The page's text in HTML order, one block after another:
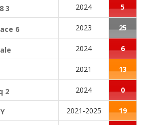
3 2024 5
6 2023 25
2024 6
2021 13
2 2024 0
2021-2025 19